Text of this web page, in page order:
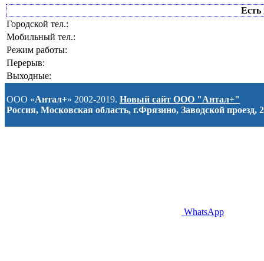
Есть
Городской тел.:
Мобильный тел.:
Режим работы:
Перерыв:
Выходные:
ООО «Антал+» 2002-2019. Новый сайт ООО "Антал+"
Россия, Московская область, г.Фрязино, Заводской проезд, 2
WhatsApp